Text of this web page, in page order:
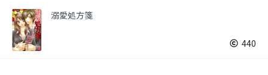
溺愛処方箋
440